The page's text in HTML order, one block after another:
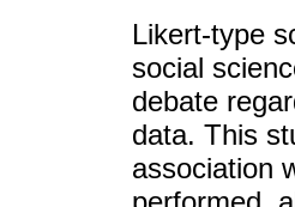
Likert-type
social
debate
data. This
association